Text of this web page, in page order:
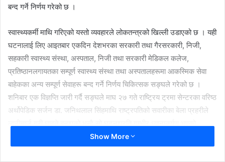
बन्द गर्ने निर्णय गरेको छ ।
स्वास्थ्यकर्मी माथि गरिएको यस्तो व्यवहारले लोकतन्त्रको खिल्ली उडाएको छ । यही
घटनालाई लिए आइतबार एकदिन देशभरका सरकारी तथा गैरसरकारी, निजी,
सहकारी स्वास्थ्य संस्था, अस्पताल, निजी तथा सरकारी मेडिकल कलेज,
प्रतिष्ठानलगायतका सम्पूर्ण स्वास्थ्य संस्था तथा अस्पतालहरूमा आकस्मिक सेवा
बाहेकका अन्य सम्पूर्ण सेवाहरू बन्द गर्ने निर्णय चिकित्सक सङ्घले गरेको छ ।
शनिबार एक विज्ञप्ति जारी गर्दै सङ्घले माघ २७ गते राष्ट्रिय ट्रमा सेन्टरका वरिष्ठ
अर्थोपेडिक सर्जन डा. जनिथलाल सिंहमाथि राष्ट्रपतिको सवारीका बेला प्रहरीले
Show More